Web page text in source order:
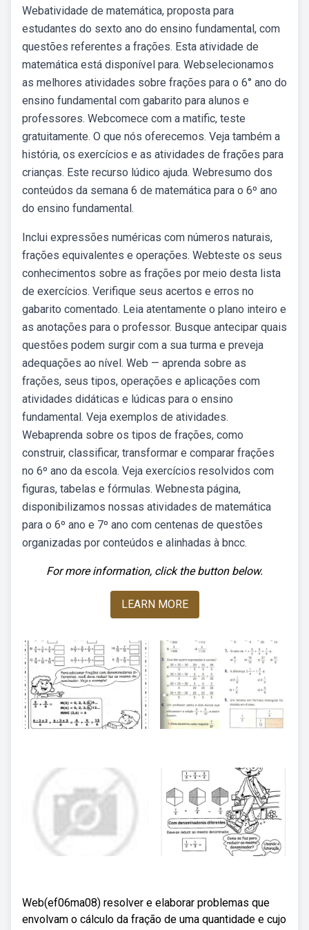
Webatividade de matemática, proposta para
estudantes do sexto ano do ensino fundamental, com
questões referentes a frações. Esta atividade de
matemática está disponível para. Webselecionamos
as melhores atividades sobre frações para o 6° ano do
ensino fundamental com gabarito para alunos e
professores. Webcomece com a matific, teste
gratuitamente. O que nós oferecemos. Veja também a
história, os exercícios e as atividades de frações para
crianças. Este recurso lúdico ajuda. Webresumo dos
conteúdos da semana 6 de matemática para o 6º ano
do ensino fundamental.
Inclui expressões numéricas com números naturais,
frações equivalentes e operações. Webteste os seus
conhecimentos sobre as frações por meio desta lista
de exercícios. Verifique seus acertos e erros no
gabarito comentado. Leia atentamente o plano inteiro e
as anotações para o professor. Busque antecipar quais
questões podem surgir com a sua turma e preveja
adequações ao nível. Web — aprenda sobre as
frações, seus tipos, operações e aplicações com
atividades didáticas e lúdicas para o ensino
fundamental. Veja exemplos de atividades.
Webaprenda sobre os tipos de frações, como
construir, classificar, transformar e comparar frações
no 6º ano da escola. Veja exercícios resolvidos com
figuras, tabelas e fórmulas. Webnesta página,
disponibilizamos nossas atividades de matemática
para o 6º ano e 7º ano com centenas de questões
organizadas por conteúdos e alinhadas à bncc.
For more information, click the button below.
LEARN MORE
Web(ef06ma08) resolver e elaborar problemas que
envolvam o cálculo da fração de uma quantidade e cujo